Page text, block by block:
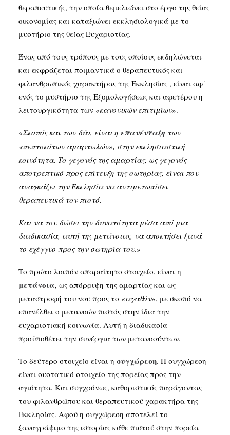
θεραπευτικής, την οποία θεμελιώνει στο έργο της θείας
οικονομίας και καταξιώνει εκκλησιολογικά με το
μυστήριο της θείας Ευχαριστίας.
Ένας από τους τρόπους με τους οποίους εκδηλώνεται
και εκφράζεται ποιμαντικά ο θεραπευτικός και
φιλανθρωπικός χαρακτήρας της Εκκλησίας , είναι αφ᾽
ενός το μυστήριο της Εξομολογήσεως και αφετέρου η
λειτουργικότητα των «κανονικών επιτιμίων».
«Σκοπός και των δύο, είναι η επανένταξη των
«πεπτοκότων αμαρτωλών», στην εκκλησιαστική
κοινότητα. Το γεγονός της αμαρτίας, ως γεγονός
αποτρεπτικό προς επίτευξη της σωτηρίας, είναι που
αναγκάζει την Εκκλησία να αντιμετωπίσει
θεραπευτικά τον πιστό.
Και να του δώσει την δυνατότητα μέσα από μια
διαδικασία, αυτή της μετάνοιας, να αποκτήσει ξανά
το εχέγγυο προς την σωτηρία του.»
Το πρώτο λοιπόν απαραίτητο στοιχείο, είναι η
μετάνοια, ως απόρριψη της αμαρτίας και ως
μεταστροφή του νου προς το «αγαθόν», με σκοπό να
επανέλθει ο μετανοών πιστός στην ίδια την
ευχαριστιακή κοινωνία. Αυτή η διαδικασία
προϋποθέτει την συνέργια των μετανοούντων.
Το δεύτερο στοιχείο είναι η συγχώρεση. Η συγχώρεση
είναι συστατικό στοιχείο της πορείας προς την
αγιότητα. Και συγχρόνως, καθοριστικός παράγοντας
του φιλανθρώπου και θεραπευτικού χαρακτήρα της
Εκκλησίας. Αφού η συγχώρεση αποτελεί το
ξαναγράψιμο της ιστορίας κάθε πιστού στην πορεία